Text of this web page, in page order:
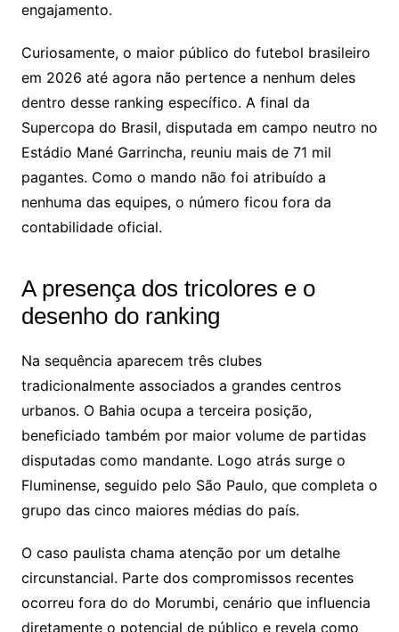
engajamento.
Curiosamente, o maior público do futebol brasileiro
em 2026 até agora não pertence a nenhum deles
dentro desse ranking específico. A final da
Supercopa do Brasil, disputada em campo neutro no
Estádio Mané Garrincha, reuniu mais de 71 mil
pagantes. Como o mando não foi atribuído a
nenhuma das equipes, o número ficou fora da
contabilidade oficial.
A presença dos tricolores e o
desenho do ranking
Na sequência aparecem três clubes
tradicionalmente associados a grandes centros
urbanos. O Bahia ocupa a terceira posição,
beneficiado também por maior volume de partidas
disputadas como mandante. Logo atrás surge o
Fluminense, seguido pelo São Paulo, que completa o
grupo das cinco maiores médias do país.
O caso paulista chama atenção por um detalhe
circunstancial. Parte dos compromissos recentes
ocorreu fora do do Morumbi, cenário que influencia
diretamente o potencial de público e revela como